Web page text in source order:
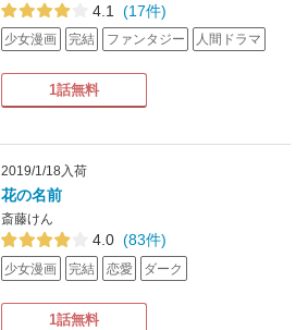
4.1 (17件)
少女漫画 完結 ファンタジー 人間ドラマ
1話無料
2019/1/18入荷
花の名前
斎藤けん
4.0 (83件)
少女漫画 完結 恋愛 ダーク
1話無料